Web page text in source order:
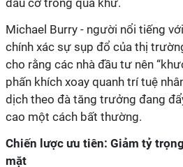
đầu cơ trong quá khứ.
Michael Burry - người nổi tiếng
chính xác sự sụp đổ của thị
cho rằng các nhà đầu tư nên
phấn khích xoay quanh trí tuệ
dịch theo đà tăng trưởng đang
cao một cách bất thường.
Chiến lược ưu tiên: Giảm tỷ
mặt